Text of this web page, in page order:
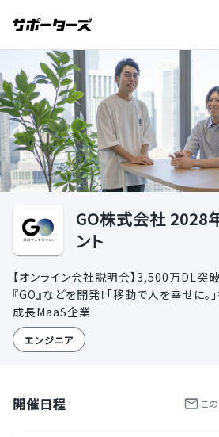
GO株式会社 2028
ント
【オンライン会社説明会】3,500万DL突
『GO』などを開発！「移動で人を幸せに。
成長MaaS企業
エンジニア
開催日程 この